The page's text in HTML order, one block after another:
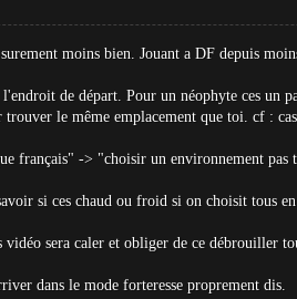
moins bien. Jouant a DF depuis
de départ. Pour un néophyte ces
le même emplacement que toi. cf :
français" -> "choisir un environnement
si ces chaud ou froid si on choisit tous
sera caler et obliger de ce débrouiller
dans le mode forteresse proprement dis.